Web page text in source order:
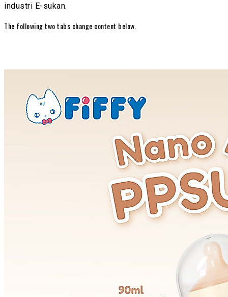
industri E-sukan.
The following two tabs change content below.